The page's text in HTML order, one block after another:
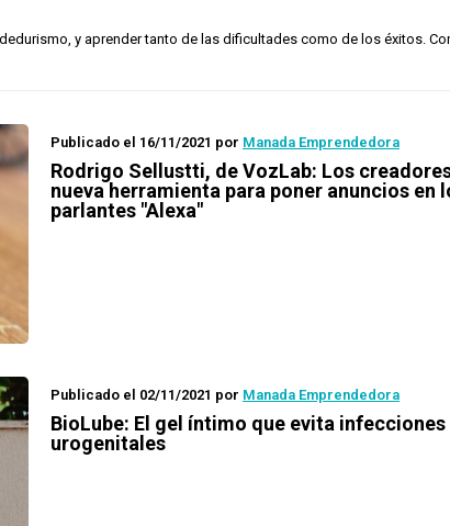
y aprender tanto de las dificultades como de los éxitos.
Publicado el 16/11/2021 por Manada Emprendedora
Rodrigo Sellustti, de VozLab: Los
nueva herramienta para poner anuncios en
parlantes "Alexa"
Publicado el 02/11/2021 por Manada Emprendedora
BioLube: El gel íntimo que evita infecciones
urogenitales